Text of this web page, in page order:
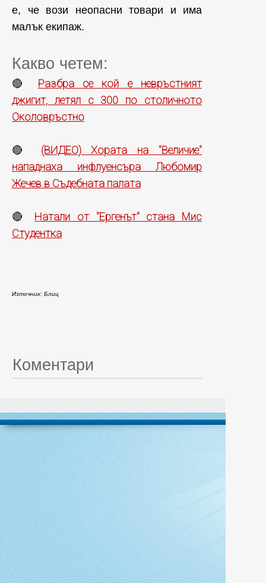
е, че вози неопасни товари и има
малък екипаж.
Какво четем:
🔴 Разбра се кой е невръстният
джигит, летял с 300 по столичното
Околовръстно
🔴 (ВИДЕО) Хората на "Величие"
нападнаха инфлуенсъра Любомир
Жечев в Съдебната палата
🔴 Натали от "Ергенът" стана Мис
Студентка
Източник: Блиц
Коментари